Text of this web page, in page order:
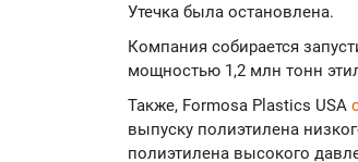
Утечка была остановлена.
Компания собирается
мощностью 1,2 млн тонн
Также, Formosa Plastics USA
выпуску полиэтилена
полиэтилена высокого